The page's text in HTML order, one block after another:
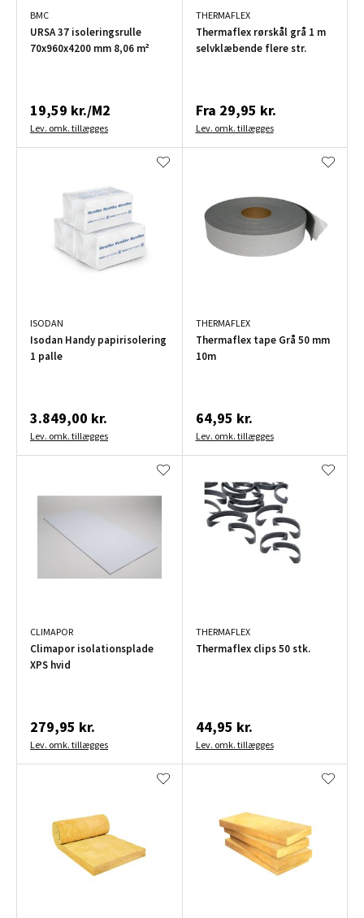
BMC
URSA 37 isoleringsrulle
70x960x4200 mm 8,06 m²
19,59 kr./M2
Lev. omk. tillægges
THERMAFLEX
Thermaflex rørskål grå 1 m
selvklæbende flere str.
Fra 29,95 kr.
Lev. omk. tillægges
ISODAN
Isodan Handy papirisolering
1 palle
3.849,00 kr.
Lev. omk. tillægges
THERMAFLEX
Thermaflex tape Grå 50 mm
10m
64,95 kr.
Lev. omk. tillægges
CLIMAPOR
Climapor isolationsplade
XPS hvid
279,95 kr.
Lev. omk. tillægges
THERMAFLEX
Thermaflex clips 50 stk.
44,95 kr.
Lev. omk. tillægges